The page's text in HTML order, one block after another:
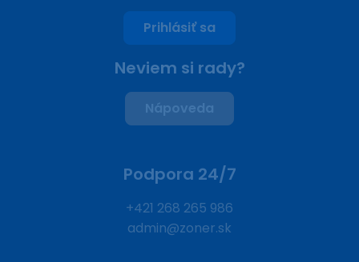
Prihlásiť sa
Neviem si rady?
Nápoveda
Podpora 24/7
+421 268 265 986
admin@zoner.sk